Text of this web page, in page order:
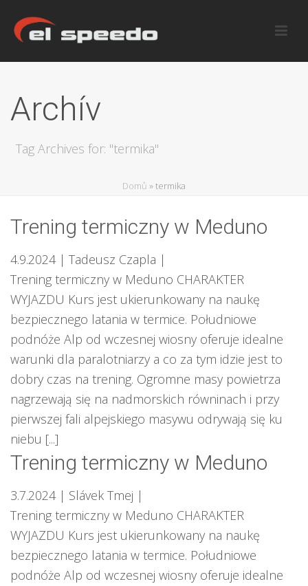
Archív
Tag Archives for: "termika"
Domů »termika
Trening termiczny w Meduno
4.9.2024 | Tadeusz Czapla |
Trening termiczny w Meduno CHARAKTER
WYJAZDU Kurs jest ukierunkowany na naukę
bezpiecznego latania w termice. Południowe
podnóże Alp od wczesnej wiosny oferuje idealne
warunki dla paralotniarzy a co za tym idzie jest to
dobry czas na trening. Ogromne masy powietrza
nagrzewają się na nadmorskich równinach i przy
pierwszej fali alpejskiego masywu odrywają się ku
niebu [...]
Trening termiczny w Meduno
3.7.2024 | Slávek Tmej |
Trening termiczny w Meduno CHARAKTER
WYJAZDU Kurs jest ukierunkowany na naukę
bezpiecznego latania w termice. Południowe
podnóże Alp od wczesnej wiosny oferuje idealne